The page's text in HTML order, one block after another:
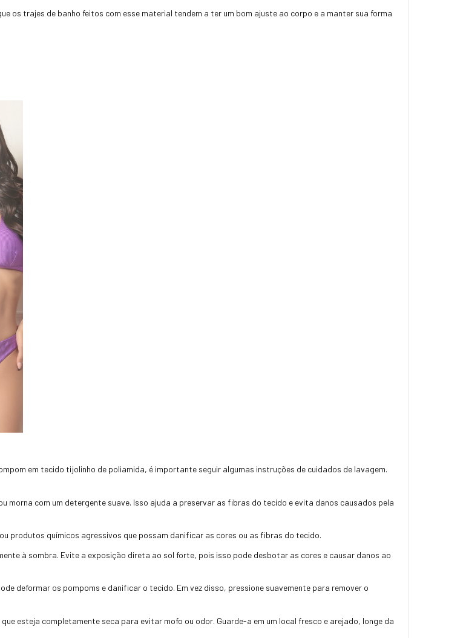
os trajes de banho feitos com esse material tendem a ter um bom ajuste ao corpo e a manter sua forma
em tecido tijolinho de poliamida, é importante seguir algumas instruções de cuidados de lavagem.
morna com um detergente suave. Isso ajuda a preservar as fibras do tecido e evita danos causados pela
produtos químicos agressivos que possam danificar as cores ou as fibras do tecido.
à sombra. Evite a exposição direta ao sol forte, pois isso pode desbotar as cores e causar danos ao
deformar os pompoms e danificar o tecido. Em vez disso, pressione suavemente para remover o
esteja completamente seca para evitar mofo ou odor. Guarde-a em um local fresco e arejado, longe da